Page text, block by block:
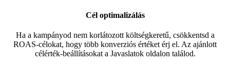
Cél optimalizálás
Ha a kampányod nem korlátozott költségkeretű, csökkentsd a
ROAS-célokat, hogy több konverziós értéket érj el. Az ajánlott
célérték-beállításokat a Javaslatok oldalon találod.